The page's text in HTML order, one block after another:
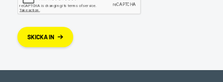
SKICKA IN